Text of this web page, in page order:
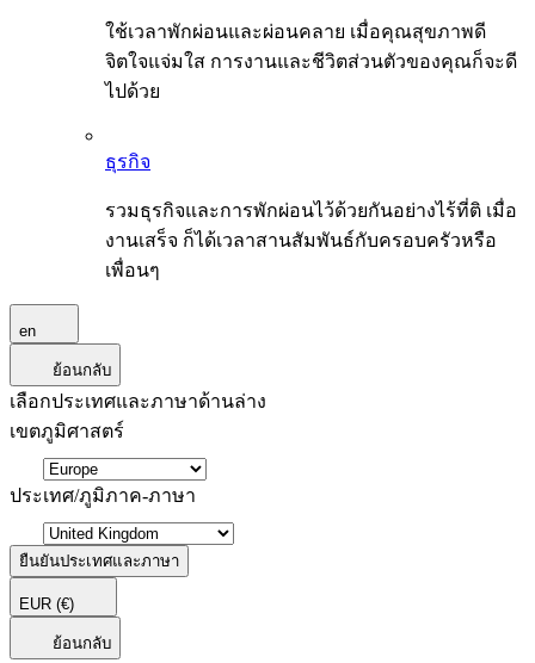
ใช้เวลาพักผ่อนและผ่อนคลาย เมื่อคุณสุขภาพดี
จิตใจแจ่มใส การงานและชีวิตส่วนตัวของคุณก็จะดี
ไปด้วย
ธุรกิจ
รวมธุรกิจและการพักผ่อนไว้ด้วยกันอย่างไร้ที่ติ เมื่อ
งานเสร็จ ก็ได้เวลาสานสัมพันธ์กับครอบครัวหรือ
เพื่อนๆ
en
ย้อนกลับ
เลือกประเทศและภาษาด้านล่าง
เขตภูมิศาสตร์
ประเทศ/ภูมิภาค-ภาษา
ยืนยันประเทศและภาษา
EUR (€)
ย้อนกลับ